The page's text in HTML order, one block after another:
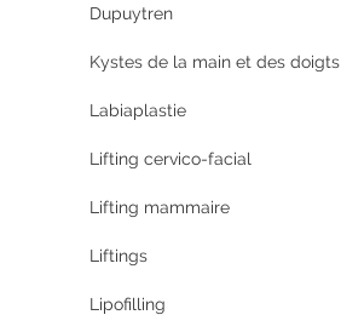
Dupuytren
Kystes de la main et des doigts
Labiaplastie
Lifting cervico-facial
Lifting mammaire
Liftings
Lipofilling